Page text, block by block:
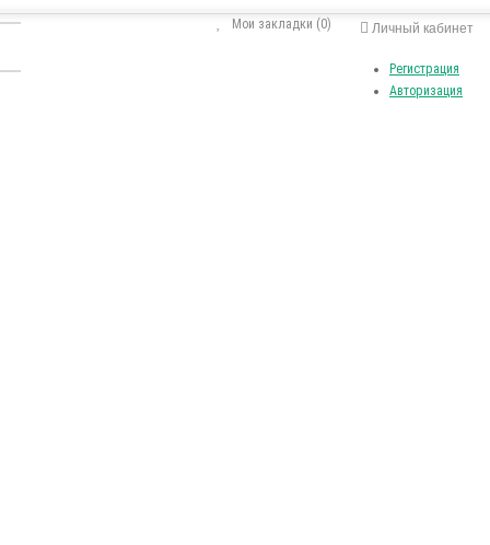
Личный кабинет
Регистрация
Авторизация
Мои закладки (0)